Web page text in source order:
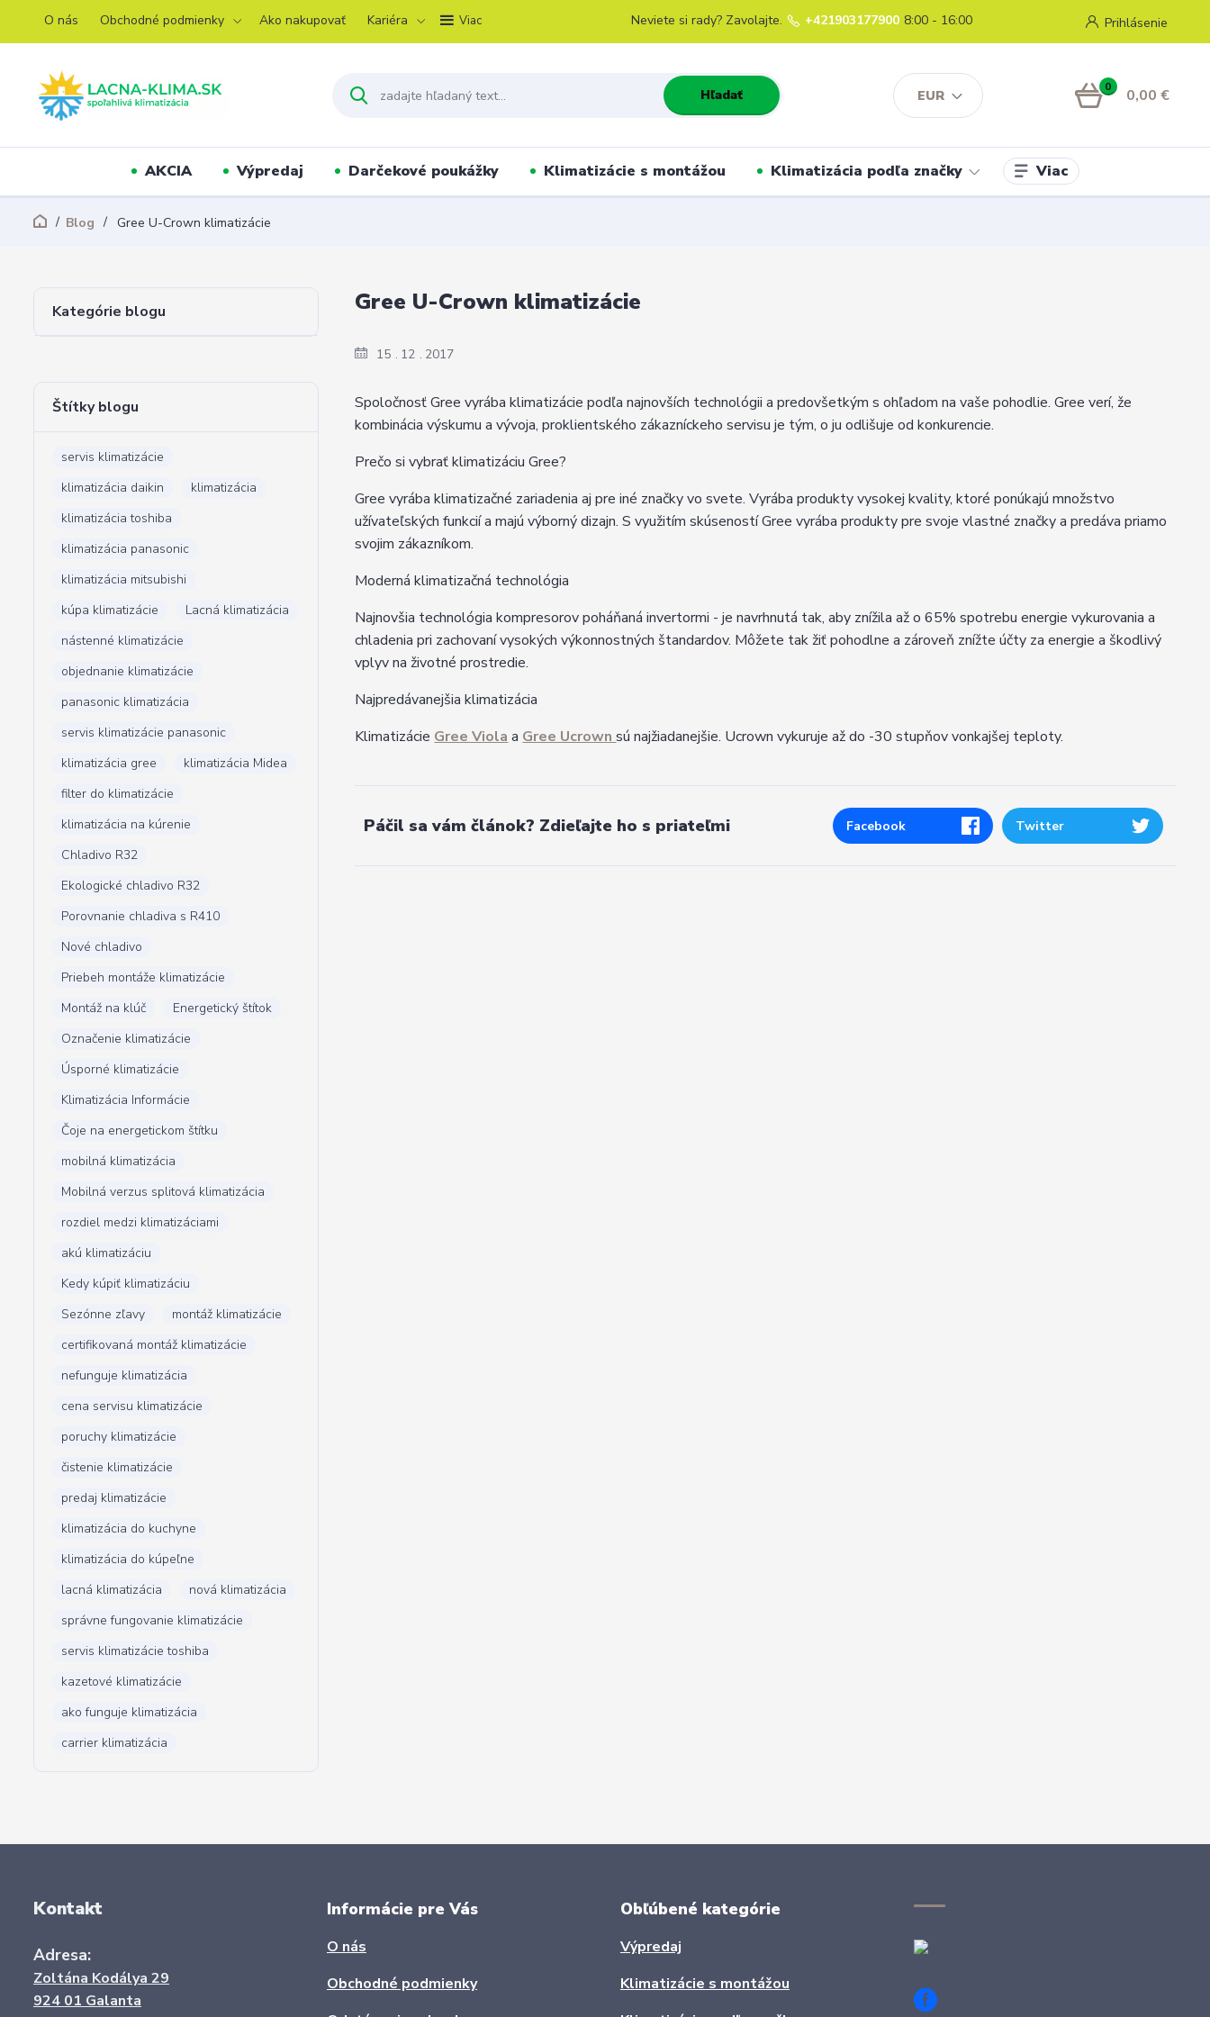
O nás Obchodné podmienky Ako nakupovať Kariéra Viac
EUR
Prihlásenie
Hľadať
Neviete si rady? Zavolajte. +421903177900 8:00 - 16:00
0 0,00 €
AKCIA Výpredaj Darčekové poukážky Klimatizácie s montážou Klimatizácia podľa značky Viac
Blog Gree U-Crown klimatizácie
Kategórie blogu
Štítky blogu
servis klimatizácie
klimatizácia daikin
klimatizácia
klimatizácia toshiba
klimatizácia panasonic
klimatizácia mitsubishi
kúpa klimatizácie
Lacná klimatizácia
nástenné klimatizácie
objednanie klimatizácie
panasonic klimatizácia
servis klimatizácie panasonic
klimatizácia gree
klimatizácia Midea
filter do klimatizácie
klimatizácia na kúrenie
Chladivo R32
Ekologické chladivo R32
Porovnanie chladiva s R410
Nové chladivo
Priebeh montáže klimatizácie
Montáž na klúč
Energetický štítok
Označenie klimatizácie
Úsporné klimatizácie
Klimatizácia Informácie
Čoje na energetickom štítku
mobilná klimatizácia
Mobilná verzus splitová klimatizácia
rozdiel medzi klimatizáciami
akú klimatizáciu
Kedy kúpiť klimatizáciu
Sezónne zľavy
montáž klimatizácie
certifikovaná montáž klimatizácie
nefunguje klimatizácia
cena servisu klimatizácie
poruchy klimatizácie
čistenie klimatizácie
predaj klimatizácie
klimatizácia do kuchyne
klimatizácia do kúpeľne
lacná klimatizácia
nová klimatizácia
správne fungovanie klimatizácie
servis klimatizácie toshiba
kazetové klimatizácie
ako funguje klimatizácia
carrier klimatizácia
15 12 2017
Gree U-Crown klimatizácie
Spoločnosť Gree vyrába klimatizácie podľa najnovších technológii a predovšetkým s ohľadom na vaše pohodlie. Gree verí, že
kombinácia výskumu a vývoja, proklientského zákazníckeho servisu je tým, o ju odlišuje od konkurencie.
Prečo si vybrať klimatizáciu Gree?
Gree vyrába klimatizačné zariadenia aj pre iné značky vo svete. Vyrába produkty vysokej kvality, ktoré ponúkajú množstvo
užívateľských funkcií a majú výborný dizajn. S využitím skúseností Gree vyrába produkty pre svoje vlastné značky a predáva priamo
svojim zákazníkom.
Moderná klimatizačná technológia
Najnovšia technológia kompresorov poháňaná invertormi - je navrhnutá tak, aby znížila až o 65% spotrebu energie vykurovania a
chladenia pri zachovaní vysokých výkonnostných štandardov. Môžete tak žiť pohodlne a zároveň znížte účty za energie a škodlivý
vplyv na životné prostredie.
Najpredávanejšia klimatizácia
Klimatizácie Gree Viola a Gree Ucrownsú najžiadanejšie. Ucrown vykuruje až do -30 stupňov vonkajšej teploty.
Páčil sa vám článok? Zdieľajte ho s priateľmi Facebook Twitter
Kontakt
Adresa:
Zoltána Kodálya 29
924 01 Galanta
Informácie pre Vás
O nás
Obchodné podmienky
Obľúbené kategórie
Výpredaj
Klimatizácie s montážou